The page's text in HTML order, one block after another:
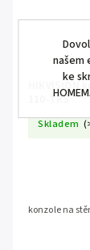
našem
ke
110-TRS
Skladem
konzole na